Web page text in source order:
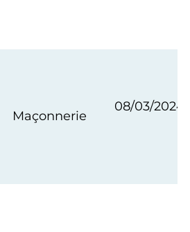
Maçonnerie
08/03/2024